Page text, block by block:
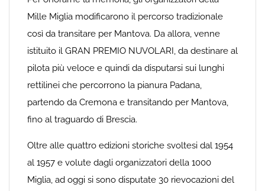
Mille Miglia modificarono il percorso tradizionale
così da transitare per Mantova. Da allora, venne
istituito il GRAN PREMIO NUVOLARI, da destinare al
pilota più veloce e quindi da disputarsi sui lunghi
rettilinei che percorrono la pianura Padana,
partendo da Cremona e transitando per Mantova,
fino al traguardo di Brescia.
Oltre alle quattro edizioni storiche svoltesi dal 1954
al 1957 e volute dagli organizzatori della 1000
Miglia, ad oggi si sono disputate 30 rievocazioni del